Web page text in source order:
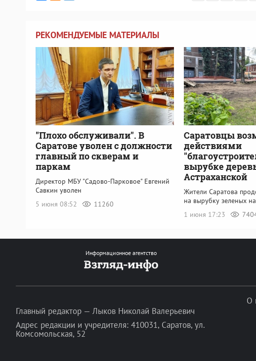
РЕКОМЕНДУЕМЫЕ МАТЕРИАЛЫ
"Плохо обслуживали". В
Саратове уволен с должности
главный по скверам и
паркам
Директор МБУ "Садово-Парковое" Евгений
Савкин уволен
5 июня 08:52
11260
Саратовцы
действиями
вырубке
Астраханской
Жители Саратова
на вырубку зеленых
1 июня 17:23
Информационное агентство
Главный редактор — Лыков Николай Валерьевич
Адрес редакции и учредителя: 410031, Саратов, ул.
Комсомольская, 52
О